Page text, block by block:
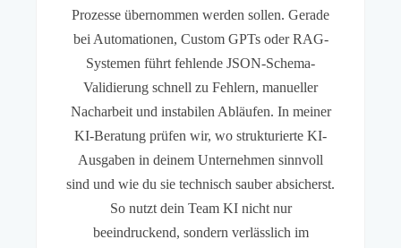
Prozesse übernommen werden sollen. Gerade
bei Automationen, Custom GPTs oder RAG-
Systemen führt fehlende JSON-Schema-
Validierung schnell zu Fehlern, manueller
Nacharbeit und instabilen Abläufen. In meiner
KI-Beratung prüfen wir, wo strukturierte KI-
Ausgaben in deinem Unternehmen sinnvoll
sind und wie du sie technisch sauber absicherst.
So nutzt dein Team KI nicht nur
beeindruckend, sondern verlässlich im